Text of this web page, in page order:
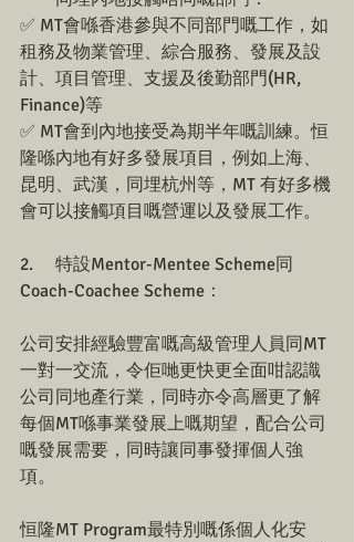
✅ MT會喺香港參與不同部門嘅工作，如
租務及物業管理、綜合服務、發展及設
計、項目管理、支援及後勤部門(HR,
Finance)等
✅ MT會到內地接受為期半年嘅訓練。恒
隆喺內地有好多發展項目，例如上海、
昆明、武漢，同埋杭州等，MT 有好多機
會可以接觸項目嘅營運以及發展工作。
2.     特設Mentor-Mentee Scheme同
Coach-Coachee Scheme：
公司安排經驗豐富嘅高級管理人員同MT
一對一交流，令佢哋更快更全面咁認識
公司同地產行業，同時亦令高層更了解
每個MT喺事業發展上嘅期望，配合公司
嘅發展需要，同時讓同事發揮個人強
項。
恒隆MT Program最特別嘅係個人化安